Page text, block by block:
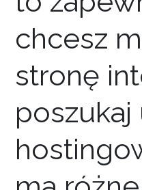
chcesz
stronę
poszukaj